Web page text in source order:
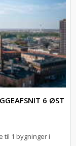
6 ØST
til 1 bygninger i